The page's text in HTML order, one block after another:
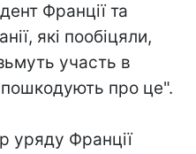
Франції та
які пообіцяли,
участь в
"пошкодують про це".
уряду Франції